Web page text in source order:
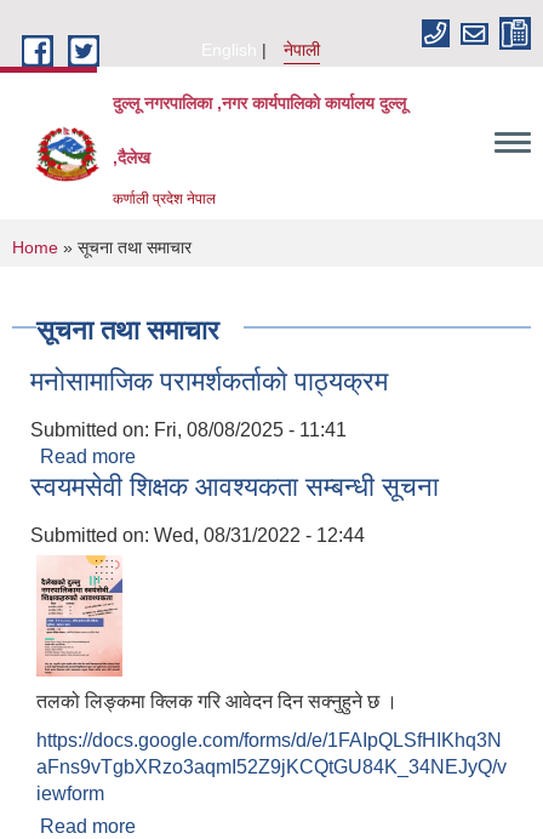
English
नेपाली
दुल्लू नगरपालिका ,नगर कार्यपालिकाे कार्यालय दुल्लू
,दैलेख
कर्णाली प्रदेश नेपाल
You are here
Home » सूचना तथा समाचार
सूचना तथा समाचार
मनाेसामाजिक परामर्शकर्ताकाे पाठ्यक्रम
Submitted on: Fri, 08/08/2025 - 11:41
Read more
स्वयमसेवी शिक्षक आवश्यकता सम्बन्धी सूचना
Submitted on: Wed, 08/31/2022 - 12:44
तलको लिङ्कमा क्लिक गरि आवेदन दिन सक्नुहुने छ ।
https://docs.google.com/forms/d/e/1FAIpQLSfHIKhq3N
aFns9vTgbXRzo3aqmI52Z9jKCQtGU84K_34NEJyQ/v
iewform
Read more